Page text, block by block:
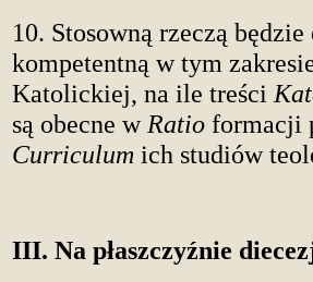
10. Stosowną rzeczą
kompetentną w tym
Katolickiej, na ile treści
są obecne w Ratio formacji
Curriculum ich studiów
III. Na płaszczyźnie